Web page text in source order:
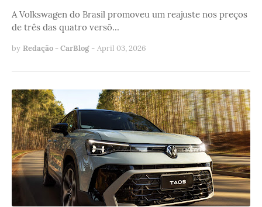
A Volkswagen do Brasil promoveu um reajuste nos preços
de três das quatro versõ…
by Redação - CarBlog - April 03, 2026